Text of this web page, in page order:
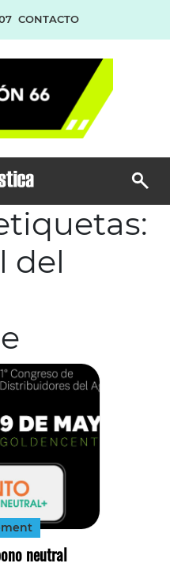
CONTACTO
del
neutral